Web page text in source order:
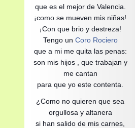
que es el mejor de Valencia.
¡como se mueven mis niñas!
¡Con que brio y destreza!
Tengo un Coro Rociero
que a mi me quita las penas:
son mis hijos , que trabajan y
me cantan
para que yo este contenta.
¿Como no quieren que sea
orgullosa y altanera
si han salido de mis carnes,